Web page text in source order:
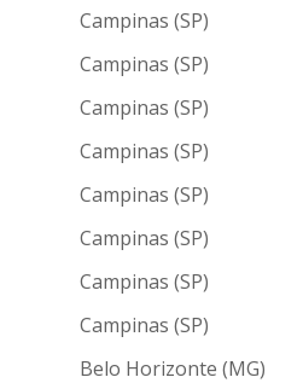
Campinas (SP)
Campinas (SP)
Campinas (SP)
Campinas (SP)
Campinas (SP)
Campinas (SP)
Campinas (SP)
Campinas (SP)
Belo Horizonte (MG)